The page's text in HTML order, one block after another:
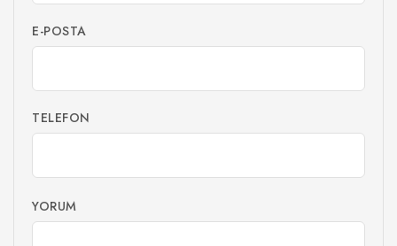
E-POSTA
TELEFON
YORUM